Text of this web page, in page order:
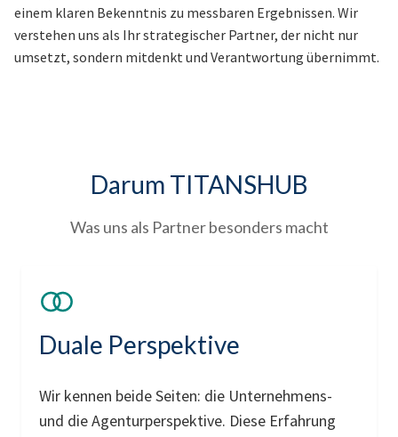
einem klaren Bekenntnis zu messbaren Ergebnissen. Wir
verstehen uns als Ihr strategischer Partner, der nicht nur
umsetzt, sondern mitdenkt und Verantwortung übernimmt.
Darum TITANSHUB
Was uns als Partner besonders macht
Duale Perspektive
Wir kennen beide Seiten: die Unternehmens-
und die Agenturperspektive. Diese Erfahrung